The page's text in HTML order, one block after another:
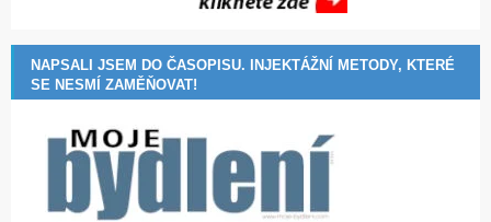
NAPSALI JSEM DO ČASOPISU. INJEKTÁŽNÍ METODY, KTERÉ
SE NESMÍ ZAMĚŇOVAT!